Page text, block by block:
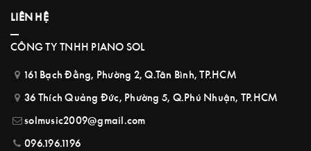
LIÊN HỆ
CÔNG TY TNHH PIANO SOL
161 Bạch Đằng, Phường 2, Q.Tân Bình, TP.HCM
36 Thích Quảng Đức, Phường 5, Q.Phú Nhuận, TP.HCM
solmusic2009@gmail.com
096.196.1196